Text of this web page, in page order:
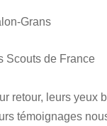
Grans
Scouts de France
retour, leurs yeux
témoignages